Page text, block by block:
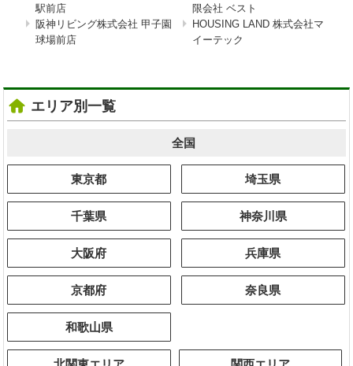
駅前店
限会社 ベスト
阪神リビング株式会社 甲子園
球場前店
HOUSING LAND 株式会社マ
イーテック
エリア別一覧
全国
東京都 埼玉県
千葉県 神奈川県
大阪府 兵庫県
京都府 奈良県
和歌山県